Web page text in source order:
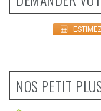
NOS PETIT